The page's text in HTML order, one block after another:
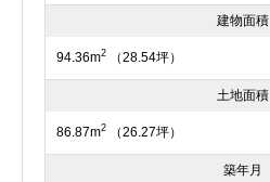
建物面積
94.36m2 （28.54坪）
土地面積
86.87m2 （26.27坪）
築年月